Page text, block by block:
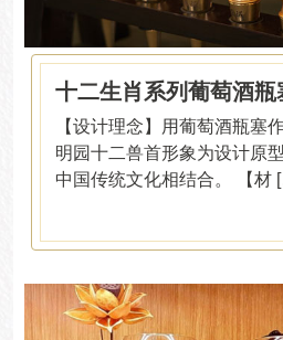
十二生肖系列葡萄酒瓶
【设计理念】用葡萄酒瓶塞
明园十二兽首形象为设计原
中国传统文化相结合。 【材